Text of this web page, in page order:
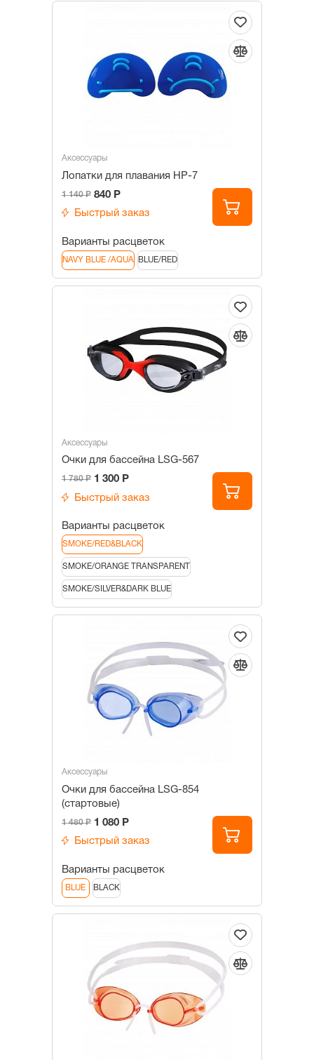
Аксессуары
Лопатки для плавания HP-7
1 140 Р 840 Р
Быстрый заказ
Варианты расцветок
NAVY BLUE /AQUA BLUE/RED
Аксессуары
Очки для бассейна LSG-567
1 780 Р 1 300 Р
Быстрый заказ
Варианты расцветок
SMOKE/RED&BLACK
SMOKE/ORANGE TRANSPARENT
SMOKE/SILVER&DARK BLUE
Аксессуары
Очки для бассейна LSG-854
(стартовые)
1 480 Р 1 080 Р
Быстрый заказ
Варианты расцветок
BLUE BLACK